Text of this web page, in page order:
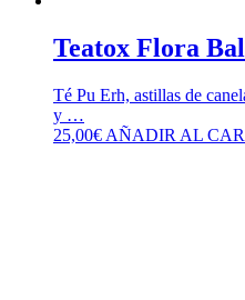
Teatox Flora
Té Pu Erh, astillas de
y …
25,00€ AÑADIR AL